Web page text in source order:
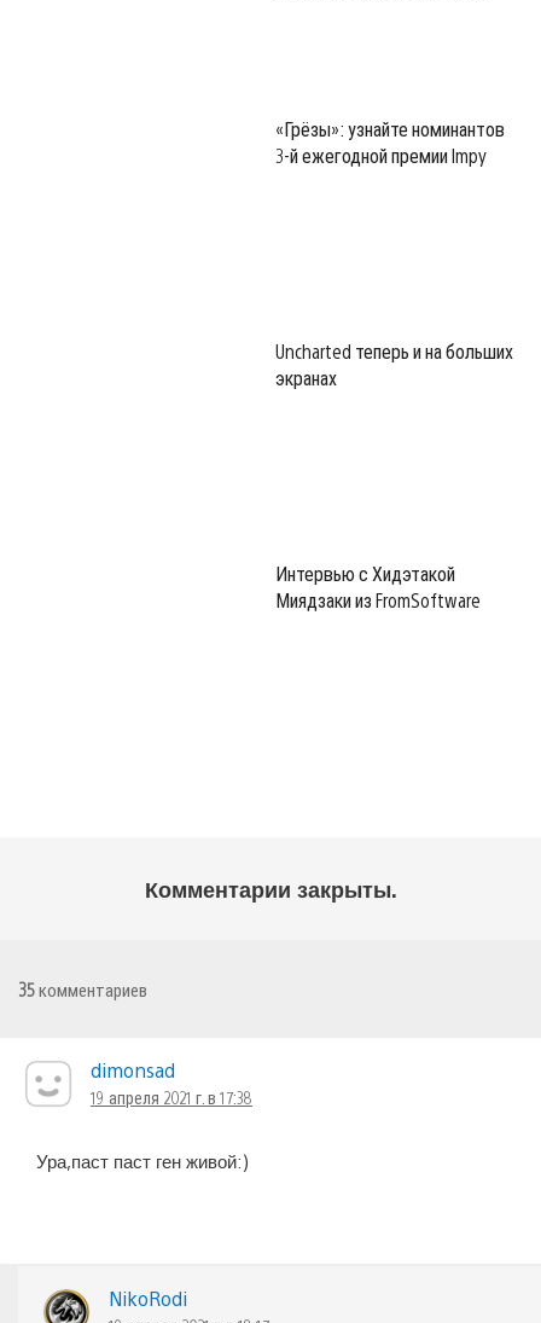
«Грёзы»: узнайте номинантов
3-й ежегодной премии Impy
Uncharted теперь и на больших
экранах
Интервью с Хидэтакой
Миядзаки из FromSoftware
Комментарии закрыты.
35комментариев
dimonsad
19 апреля 2021 г. в 17:38
Ура,паст паст ген живой:)
NikoRodi